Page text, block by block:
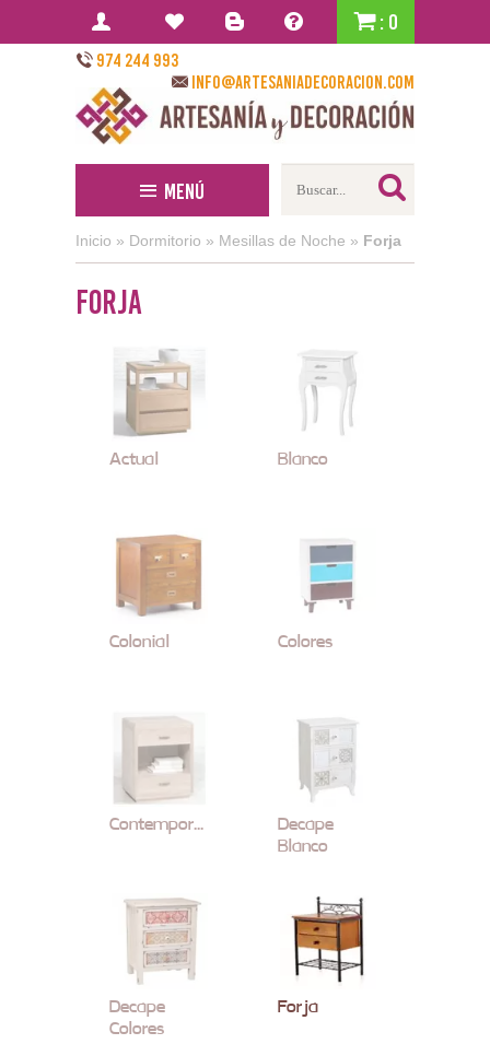
: 0
974 244 993
info@artesaniadecoracion.com
Menú
Inicio » Dormitorio » Mesillas de Noche » Forja
Forja
Actual Blanco
Colonial Colores
Contemporaneo Decape
Blanco
Decape
Colores
Forja